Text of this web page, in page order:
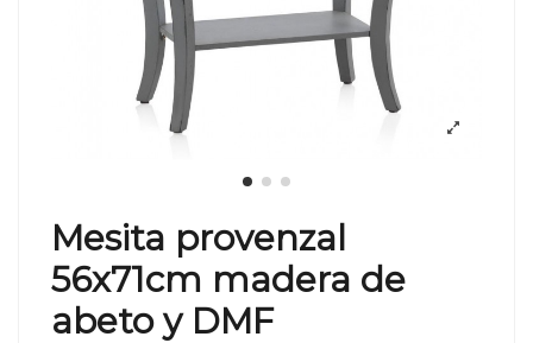
Mesita provenzal
56x71cm madera de
abeto y DMF